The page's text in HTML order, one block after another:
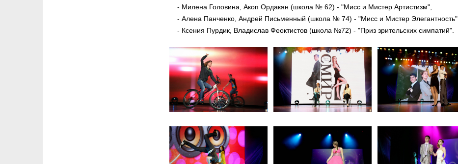
- Милена Головина, Акоп Ордакян (школа № 62) - "Мисс и Мистер Артистизм",
- Алена Панченко, Андрей Письменный (школа № 74) - "Мисс и Мистер Элегантность",
- Ксения Пурдик, Владислав Феоктистов (школа №72) - "Приз зрительских симпатий".